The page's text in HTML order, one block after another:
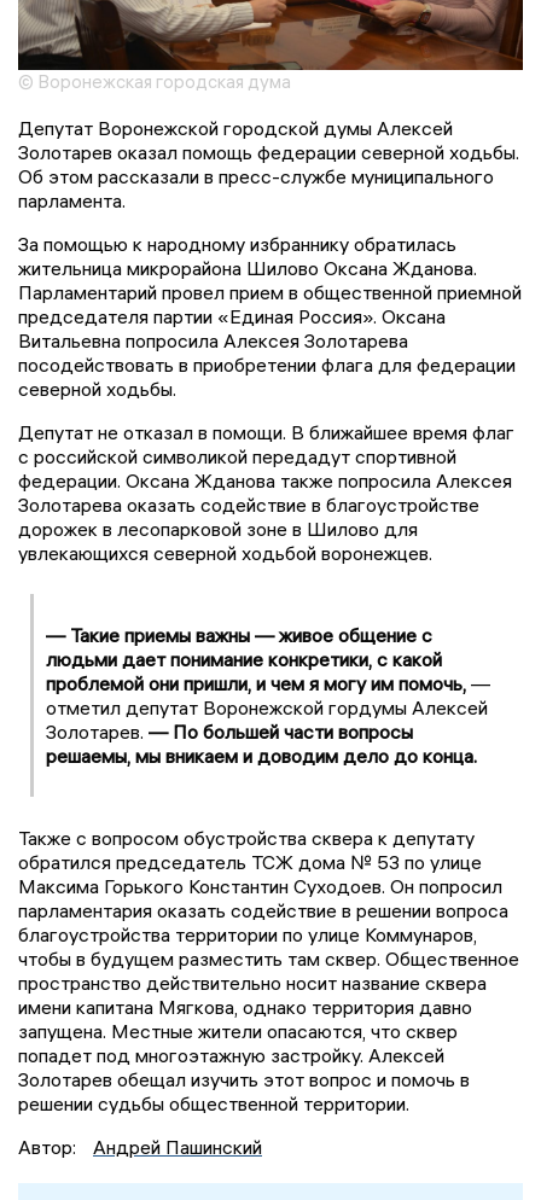
© Воронежская городская дума
Депутат Воронежской городской думы Алексей
Золотарев оказал помощь федерации северной ходьбы.
Об этом рассказали в пресс-службе муниципального
парламента.
За помощью к народному избраннику обратилась
жительница микрорайона Шилово Оксана Жданова.
Парламентарий провел прием в общественной приемной
председателя партии «Единая Россия». Оксана
Витальевна попросила Алексея Золотарева
посодействовать в приобретении флага для федерации
северной ходьбы.
Депутат не отказал в помощи. В ближайшее время флаг
с российской символикой передадут спортивной
федерации. Оксана Жданова также попросила Алексея
Золотарева оказать содействие в благоустройстве
дорожек в лесопарковой зоне в Шилово для
увлекающихся северной ходьбой воронежцев.
— Такие приемы важны — живое общение с
людьми дает понимание конкретики, с какой
проблемой они пришли, и чем я могу им помочь, —
отметил депутат Воронежской гордумы Алексей
Золотарев. — По большей части вопросы
решаемы, мы вникаем и доводим дело до конца.
Также с вопросом обустройства сквера к депутату
обратился председатель ТСЖ дома № 53 по улице
Максима Горького Константин Суходоев. Он попросил
парламентария оказать содействие в решении вопроса
благоустройства территории по улице Коммунаров,
чтобы в будущем разместить там сквер. Общественное
пространство действительно носит название сквера
имени капитана Мягкова, однако территория давно
запущена. Местные жители опасаются, что сквер
попадет под многоэтажную застройку. Алексей
Золотарев обещал изучить этот вопрос и помочь в
решении судьбы общественной территории.
Автор:
Андрей Пашинский